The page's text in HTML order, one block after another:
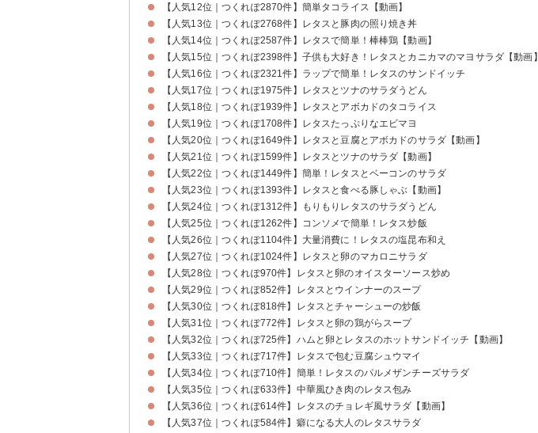
【人気12位｜つくれぽ2870件】簡単タコライス【動画】
【人気13位｜つくれぽ2768件】レタスと豚肉の照り焼き丼
【人気14位｜つくれぽ2587件】レタスで簡単！棒棒鶏【動画】
【人気15位｜つくれぽ2398件】子供も大好き！レタスとカニカマのマヨサラダ【動画】
【人気16位｜つくれぽ2321件】ラップで簡単！レタスのサンドイッチ
【人気17位｜つくれぽ1975件】レタスとツナのサラダうどん
【人気18位｜つくれぽ1939件】レタスとアボカドのタコライス
【人気19位｜つくれぽ1708件】レタスたっぷりなエビマヨ
【人気20位｜つくれぽ1649件】レタスと豆腐とアボカドのサラダ【動画】
【人気21位｜つくれぽ1599件】レタスとツナのサラダ【動画】
【人気22位｜つくれぽ1449件】簡単！レタスとベーコンのサラダ
【人気23位｜つくれぽ1393件】レタスと食べる豚しゃぶ【動画】
【人気24位｜つくれぽ1312件】もりもりレタスのサラダうどん
【人気25位｜つくれぽ1262件】コンソメで簡単！レタス炒飯
【人気26位｜つくれぽ1104件】大量消費に！レタスの塩昆布和え
【人気27位｜つくれぽ1024件】レタスと卵のマカロニサラダ
【人気28位｜つくれぽ970件】レタスと卵のオイスターソース炒め
【人気29位｜つくれぽ852件】レタスとウインナーのスープ
【人気30位｜つくれぽ818件】レタスとチャーシューの炒飯
【人気31位｜つくれぽ772件】レタスと卵の鶏がらスープ
【人気32位｜つくれぽ725件】ハムと卵とレタスのホットサンドイッチ【動画】
【人気33位｜つくれぽ717件】レタスで包む豆腐シュウマイ
【人気34位｜つくれぽ710件】簡単！レタスのパルメザンチーズサラダ
【人気35位｜つくれぽ633件】中華風ひき肉のレタス包み
【人気36位｜つくれぽ614件】レタスのチョレギ風サラダ【動画】
【人気37位｜つくれぽ584件】癖になる大人のレタスサラダ